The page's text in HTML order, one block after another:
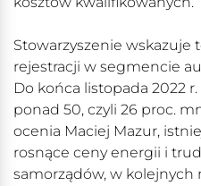
Stowarzyszenie wskazuje
rejestracji w segmencie
Do końca listopada 2022
ponad 50, czyli 26 proc.
ocenia Maciej Mazur,
rosnące ceny energii i
samorządów, w kolejnych